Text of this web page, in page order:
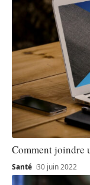
Comment joindre
Santé 30 juin 2022